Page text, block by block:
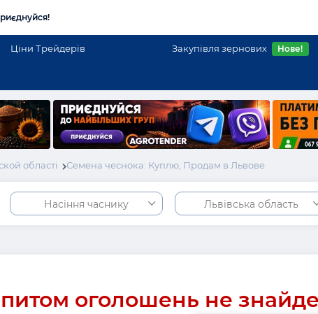
Ціни Трейдерів Закупівля зернових Нове!
області Семена чеснока: Куплю, Продам в Львове
Насіння часнику Львівська область
оголошень не